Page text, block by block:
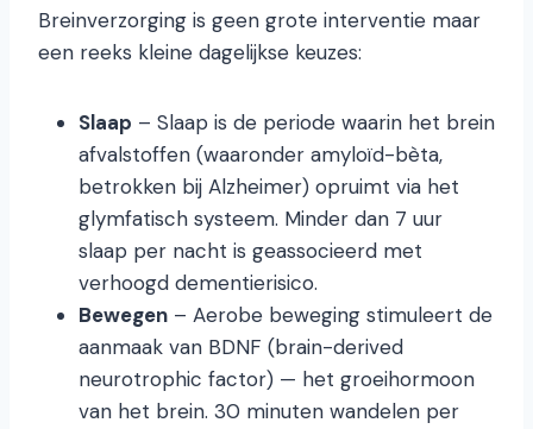
Breinverzorging is geen grote interventie maar
een reeks kleine dagelijkse keuzes:
Slaap – Slaap is de periode waarin het brein
afvalstoffen (waaronder amyloïd-bèta,
betrokken bij Alzheimer) opruimt via het
glymfatisch systeem. Minder dan 7 uur
slaap per nacht is geassocieerd met
verhoogd dementierisico.
Bewegen – Aerobe beweging stimuleert de
aanmaak van BDNF (brain-derived
neurotrophic factor) — het groeihormoon
van het brein. 30 minuten wandelen per